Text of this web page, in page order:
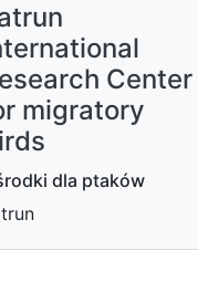
Center
migratory
dla ptaków